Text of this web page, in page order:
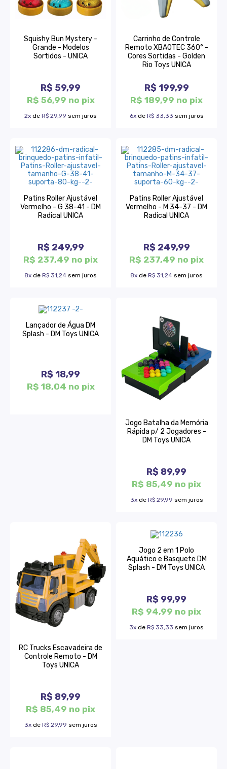
Squishy Bun Mystery -
Grande - Modelos
Sortidos - UNICA
R$ 59,99
R$ 56,99 no pix
2x de R$ 29,99 sem juros
Carrinho de Controle
Remoto XBAOTEC 360° -
Cores Sortidas - Golden
Rio Toys UNICA
R$ 199,99
R$ 189,99 no pix
6xde R$ 33,33 sem juros
Patins Roller Ajustável
Vermelho - G 38-41 - DM
Radical UNICA
R$ 249,99
R$ 237,49 no pix
8x de R$ 31,24 sem juros
Patins Roller Ajustável
Vermelho - M 34-37 - DM
Radical UNICA
R$ 249,99
R$ 237,49 no pix
8x de R$ 31,24 sem juros
Lançador de Água DM
Splash - DM Toys UNICA
R$ 18,99
R$ 18,04 no pix
Jogo Batalha da Memória
Rápida p/ 2 Jogadores -
DM Toys UNICA
R$ 89,99
R$ 85,49 no pix
3xde R$ 29,99 sem juros
RC Trucks Escavadeira de
Controle Remoto - DM
Toys UNICA
R$ 89,99
R$ 85,49 no pix
3xde R$ 29,99 sem juros
Jogo 2 em 1 Polo
Aquático e Basquete DM
Splash - DM Toys UNICA
R$ 99,99
R$ 94,99 no pix
3x de R$ 33,33 sem juros